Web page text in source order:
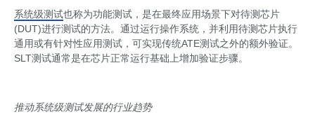
系统级测试也称为功能测试，是在最终应用场景下对待测芯片
(DUT)进行测试的方法。通过运行操作系统，并利用待测芯片执行
通用或有针对性应用测试，可实现传统ATE测试之外的额外验证。
SLT测试通常是在芯片正常运行基础上增加验证步骤。
推动系统级测试发展的行业趋势